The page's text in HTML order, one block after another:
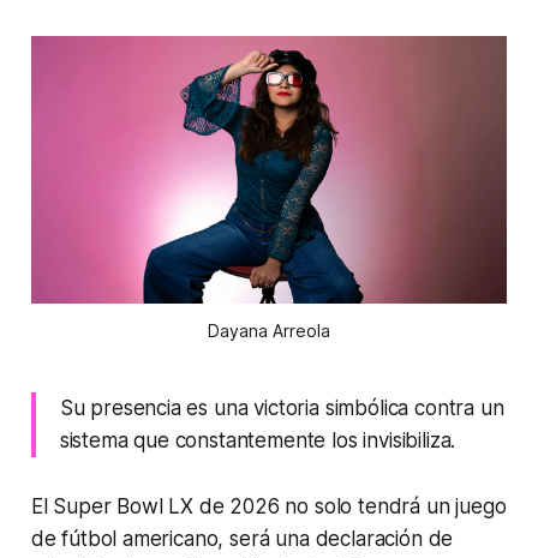
Dayana Arreola
Su presencia es una victoria simbólica contra un
sistema que constantemente los invisibiliza.
El Super Bowl LX de 2026 no solo tendrá un juego
de fútbol americano, será una declaración de